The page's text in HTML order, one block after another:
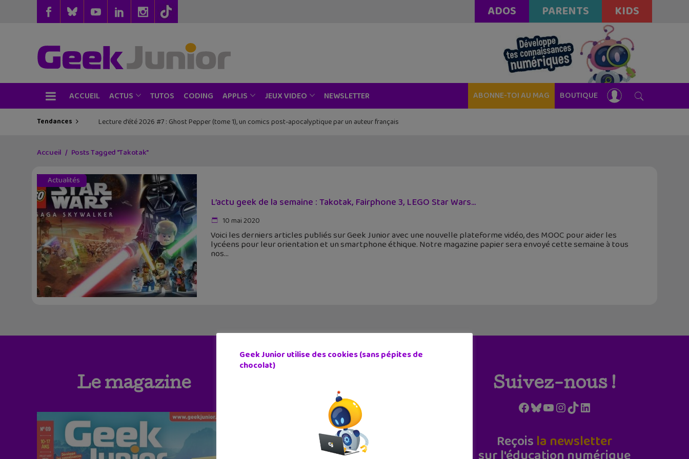
ADOS PARENTS KIDS
ACCUEIL ACTUS TUTOS CODING APPLIS JEUX VIDEO NEWSLETTER ABONNE-TOI AU MAG BOUTIQUE
Tendances Les sorties geek de l’été à Paris : One Piece au musée Grévin, Zoo Art Show, Passion Japon…
Accueil Posts Tagged "Takotak"
Actualités
L’actu geek de la semaine : Takotak, Fairphone 3, LEGO Star Wars…
10 mai 2020
Voici les derniers articles publiés sur Geek Junior avec une nouvelle plateforme vidéo, des MOOC pour aider les
lycéens pour leur orientation et un smartphone éthique. Notre magazine papier sera envoyé cette semaine à tous
nos
Le magazine Suivez-nous !
Facebook
Bluesky
YouTube
Instagram
TikTokLinkedIn
Reçois la newsletter
Geek Junior utilise des cookies (sans pépites de
chocolat)